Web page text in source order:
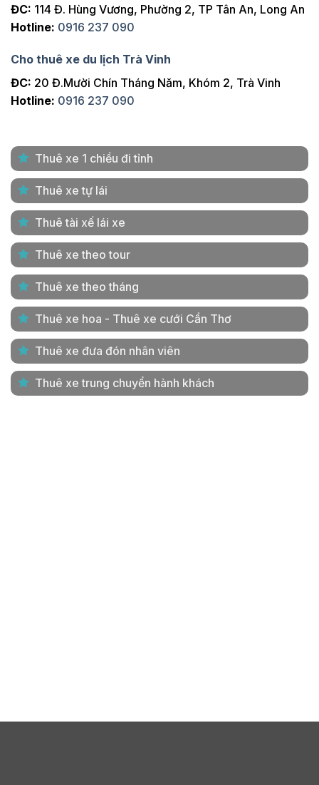
ĐC: 114 Đ. Hùng Vương, Phường 2, TP Tân An, Long An
Hotline: 0916 237 090
Cho thuê xe du lịch Trà Vinh
ĐC: 20 Đ.Mười Chín Tháng Năm, Khóm 2, Trà Vinh
Hotline: 0916 237 090
Thuê xe 1 chiều đi tỉnh
Thuê xe tự lái
Thuê tài xế lái xe
Thuê xe theo tour
Thuê xe theo tháng
Thuê xe hoa - Thuê xe cưới Cần Thơ
Thuê xe đưa đón nhân viên
Thuê xe trung chuyển hành khách